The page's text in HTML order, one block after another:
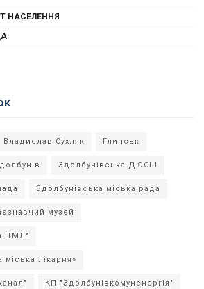
НАСЕЛЕННЯ
Владислав Сухляк Глинськ
Здолбунівська ДЮСШ
Здолбунівська міська рада
музей
ЦМЛ"
лікарня»
КП "Здолбунівкомуненергія"